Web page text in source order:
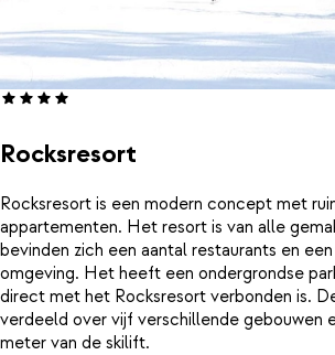
Rocksresort
Rocksresort is een modern concept met
appartementen. Het resort is van alle
bevinden zich een aantal restaurants en
omgeving. Het heeft een ondergrondse
direct met het Rocksresort verbonden is.
verdeeld over vijf verschillende gebouwen
meter van de skilift.